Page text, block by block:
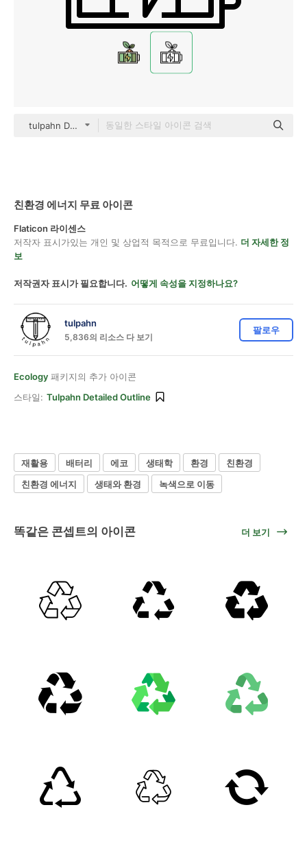
tulpahn Detailed Outline
친환경 에너지 무료 아이콘
Flaticon 라이센스
저작자 표시가있는 개인 및 상업적 목적으로 무료입니다. 더 자세한 정
보
저작권자 표시가 필요합니다. 어떻게 속성을 지정하나요?
tulpahn
5,836의 리소스 다 보기
팔로우
Ecology 패키지의 추가 아이콘
스타일: Tulpahn Detailed Outline
재활용 배터리 에코 생태학 환경
친환경
친환경 에너지
생태와 환경 녹색으로 이동
똑같은 콘셉트의 아이콘 더 보기